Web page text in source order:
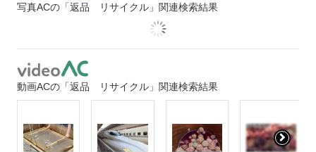
写真ACの「返品 リサイクル」関連検索結果
動画ACの「返品 リサイクル」関連検索結果